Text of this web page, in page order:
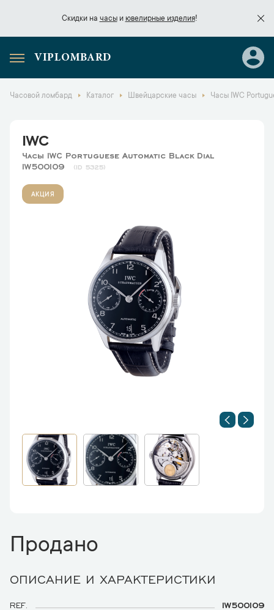
Скидки на часыи ювелирные изделия!
Скидки начасы
VIPLOMBARD
Часовой ломбард Каталог Швейцарские часы Часы IWC
IWC
Часы IWC Portuguese Automatic Black Dial
IW500109
5325
АКЦИЯ
Продано
ОПИСАНИЕ И ХАРАКТЕРИСТИКИ
REF.
IW500109